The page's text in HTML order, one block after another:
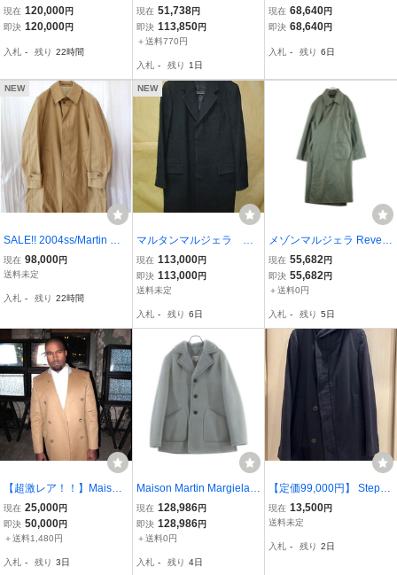
ARTIN MARGIELA』98A/
W白タグウールカーコー
人期 アーカイブ アーティ
現在 120,000円
即決 120,000円
入札 - 残り 22時間
4 メゾン マルタン マルジ
ェラ 14 12AW REPLICA
Officers Peacoat Pコート
IT0FP2MY2XYG
現在 51,738円
即決 113,850円
＋送料770円
入札 - 残り 1日
a メゾンマルジェラ ここ
のえ期 トレンチ コート 4
現在 68,640円
即決 68,640円
入札 - 残り 6日
NEW
SALE!! 2004ss/Martin Ma
rgiela⑩/マルタンマルジ
ェラ/比翼コート/ステンカ
ら有り
現在 98,000円
送料未定
入札 - 残り 22時間
NEW
マルタンマルジェラ Ma
rtin Margiela 10 01AW
希少 初期 本人期 オ
ーバーロック ウール
国内正規品
現在 113,000円
即決 113,000円
送料未定
入札 - 残り 6日
メゾンマルジェラ Revers
ible Trench Coat リバー
シブルトレンチオーバー
コート チェック柄 カー
0436
現在 55,682円
即決 55,682円
＋送料0円
入札 - 残り 5日
【超激レア！！】Maison
Martin Margiela H&M チ
ェスターコート 46 クリー
ニング済
現在 25,000円
即決 50,000円
＋送料1,480円
入札 - 残り 3日
Maison Martin Margiela
メゾンマルタンマルジェ
ラ SHEARLING JACKET
LONG レザームートン シ
ー
現在 128,986円
即決 128,986円
＋送料0円
入札 - 残り 4日
【定価99,000円】 Stepha
n Schneider フード付き
コート カシミヤ混 ネイ
ナイダー
現在 13,500円
送料未定
入札 - 残り 2日